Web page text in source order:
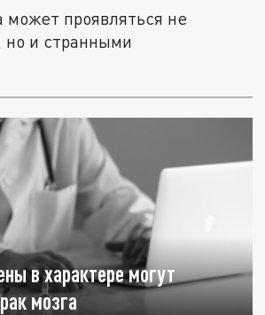
может проявляться не
но и странными
в характере могут
мозга